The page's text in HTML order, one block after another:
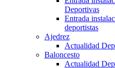
Deportivas
Entrada
deportistas
Ajedrez
Actualidad
Baloncesto
Actualidad